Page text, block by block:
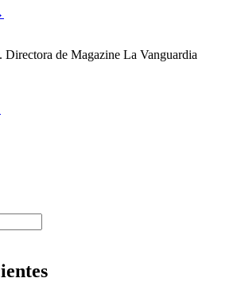
Directora de Magazine La Vanguardia